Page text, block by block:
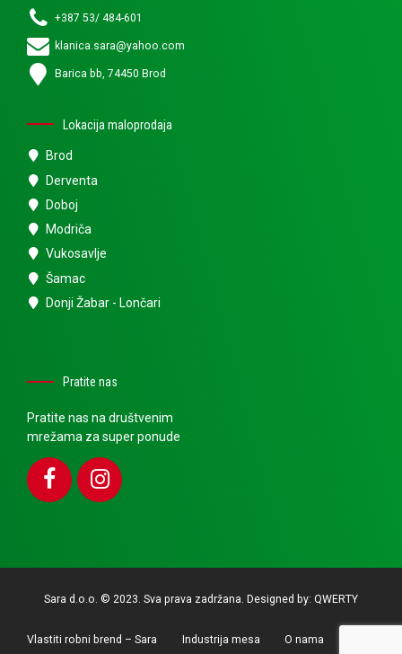
+387 53/ 484-601
klanica.sara@yahoo.com
Barica bb, 74450 Brod
Lokacija maloprodaja
Brod
Derventa
Doboj
Modriča
Vukosavlje
Šamac
Donji Žabar - Lončari
Pratite nas
Pratite nas na društvenim
mrežama za super ponude
Sara d.o.o. © 2023. Sva prava zadržana. Designed by: QWERTY
Vlastiti robni brend – Sara Industrija mesa
O nama